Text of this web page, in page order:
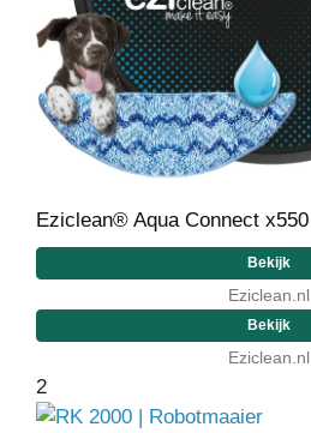
Eziclean® Aqua Connect x550
Bekijk
Eziclean.nl
Bekijk
Eziclean.nl
2